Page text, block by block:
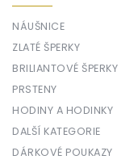
NÁUŠNICE
ZLATÉ ŠPERKY
BRILIANTOVÉ ŠPERKY
PRSTENY
HODINY A HODINKY
DALŠÍ KATEGORIE
DÁRKOVÉ POUKAZY